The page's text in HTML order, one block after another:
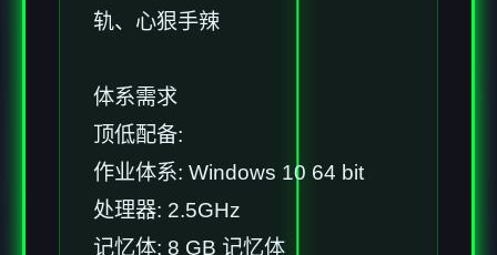
轨、心狠手辣
体系需求
顶低配备:
作业体系: Windows 10 64 bit
处理器: 2.5GHz
记忆体: 8 GB 记忆体